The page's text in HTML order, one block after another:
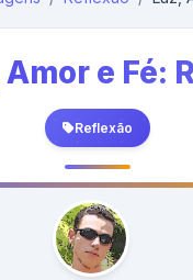
e Fé:
Reflexão